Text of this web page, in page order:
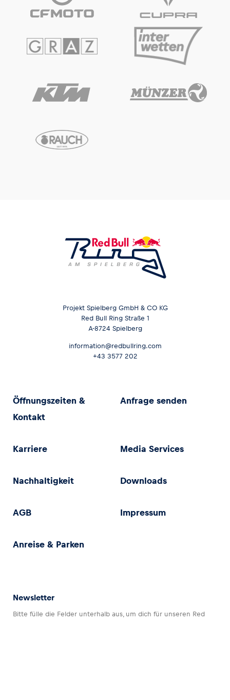
Projekt Spielberg GmbH & CO KG
Red Bull Ring Straße 1
A-8724 Spielberg
information@redbullring.com
+43 3577 202
Öffnungszeiten &
Kontakt
Anfrage senden
Karriere Media Services
Nachhaltigkeit Downloads
AGB Impressum
Anreise & Parken
Newsletter
Bitte fülle die Felder unterhalb aus, um dich für unseren Red